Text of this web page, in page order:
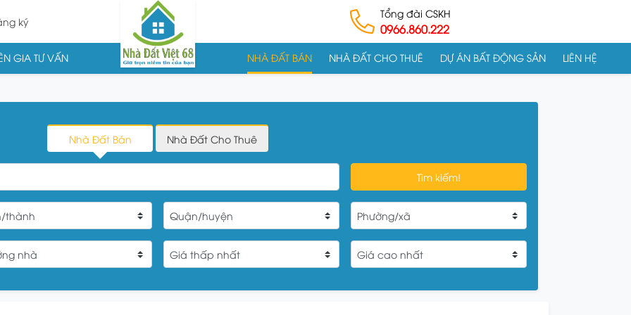
ký
Tổng đài CSKH
0966.860.222
GIA TƯ VẤN NHÀ ĐẤT BÁN NHÀ ĐẤT CHO THUÊ DỰ ÁN BẤT ĐỘNG SẢN LIÊN HỆ
Nhà Đất Bán Nhà Đất Cho Thuê
Tìm kiếm!